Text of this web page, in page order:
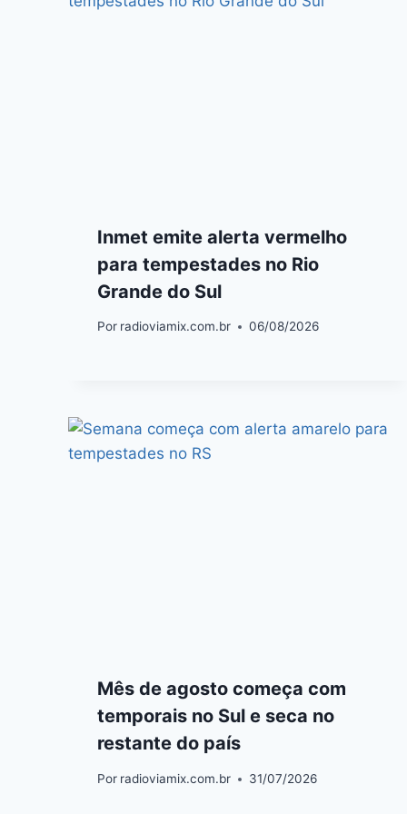
Inmet emite alerta vermelho
para tempestades no Rio
Grande do Sul
Por radioviamix.com.br 06/08/2026
Mês de agosto começa com
temporais no Sul e seca no
restante do país
Por radioviamix.com.br 31/07/2026